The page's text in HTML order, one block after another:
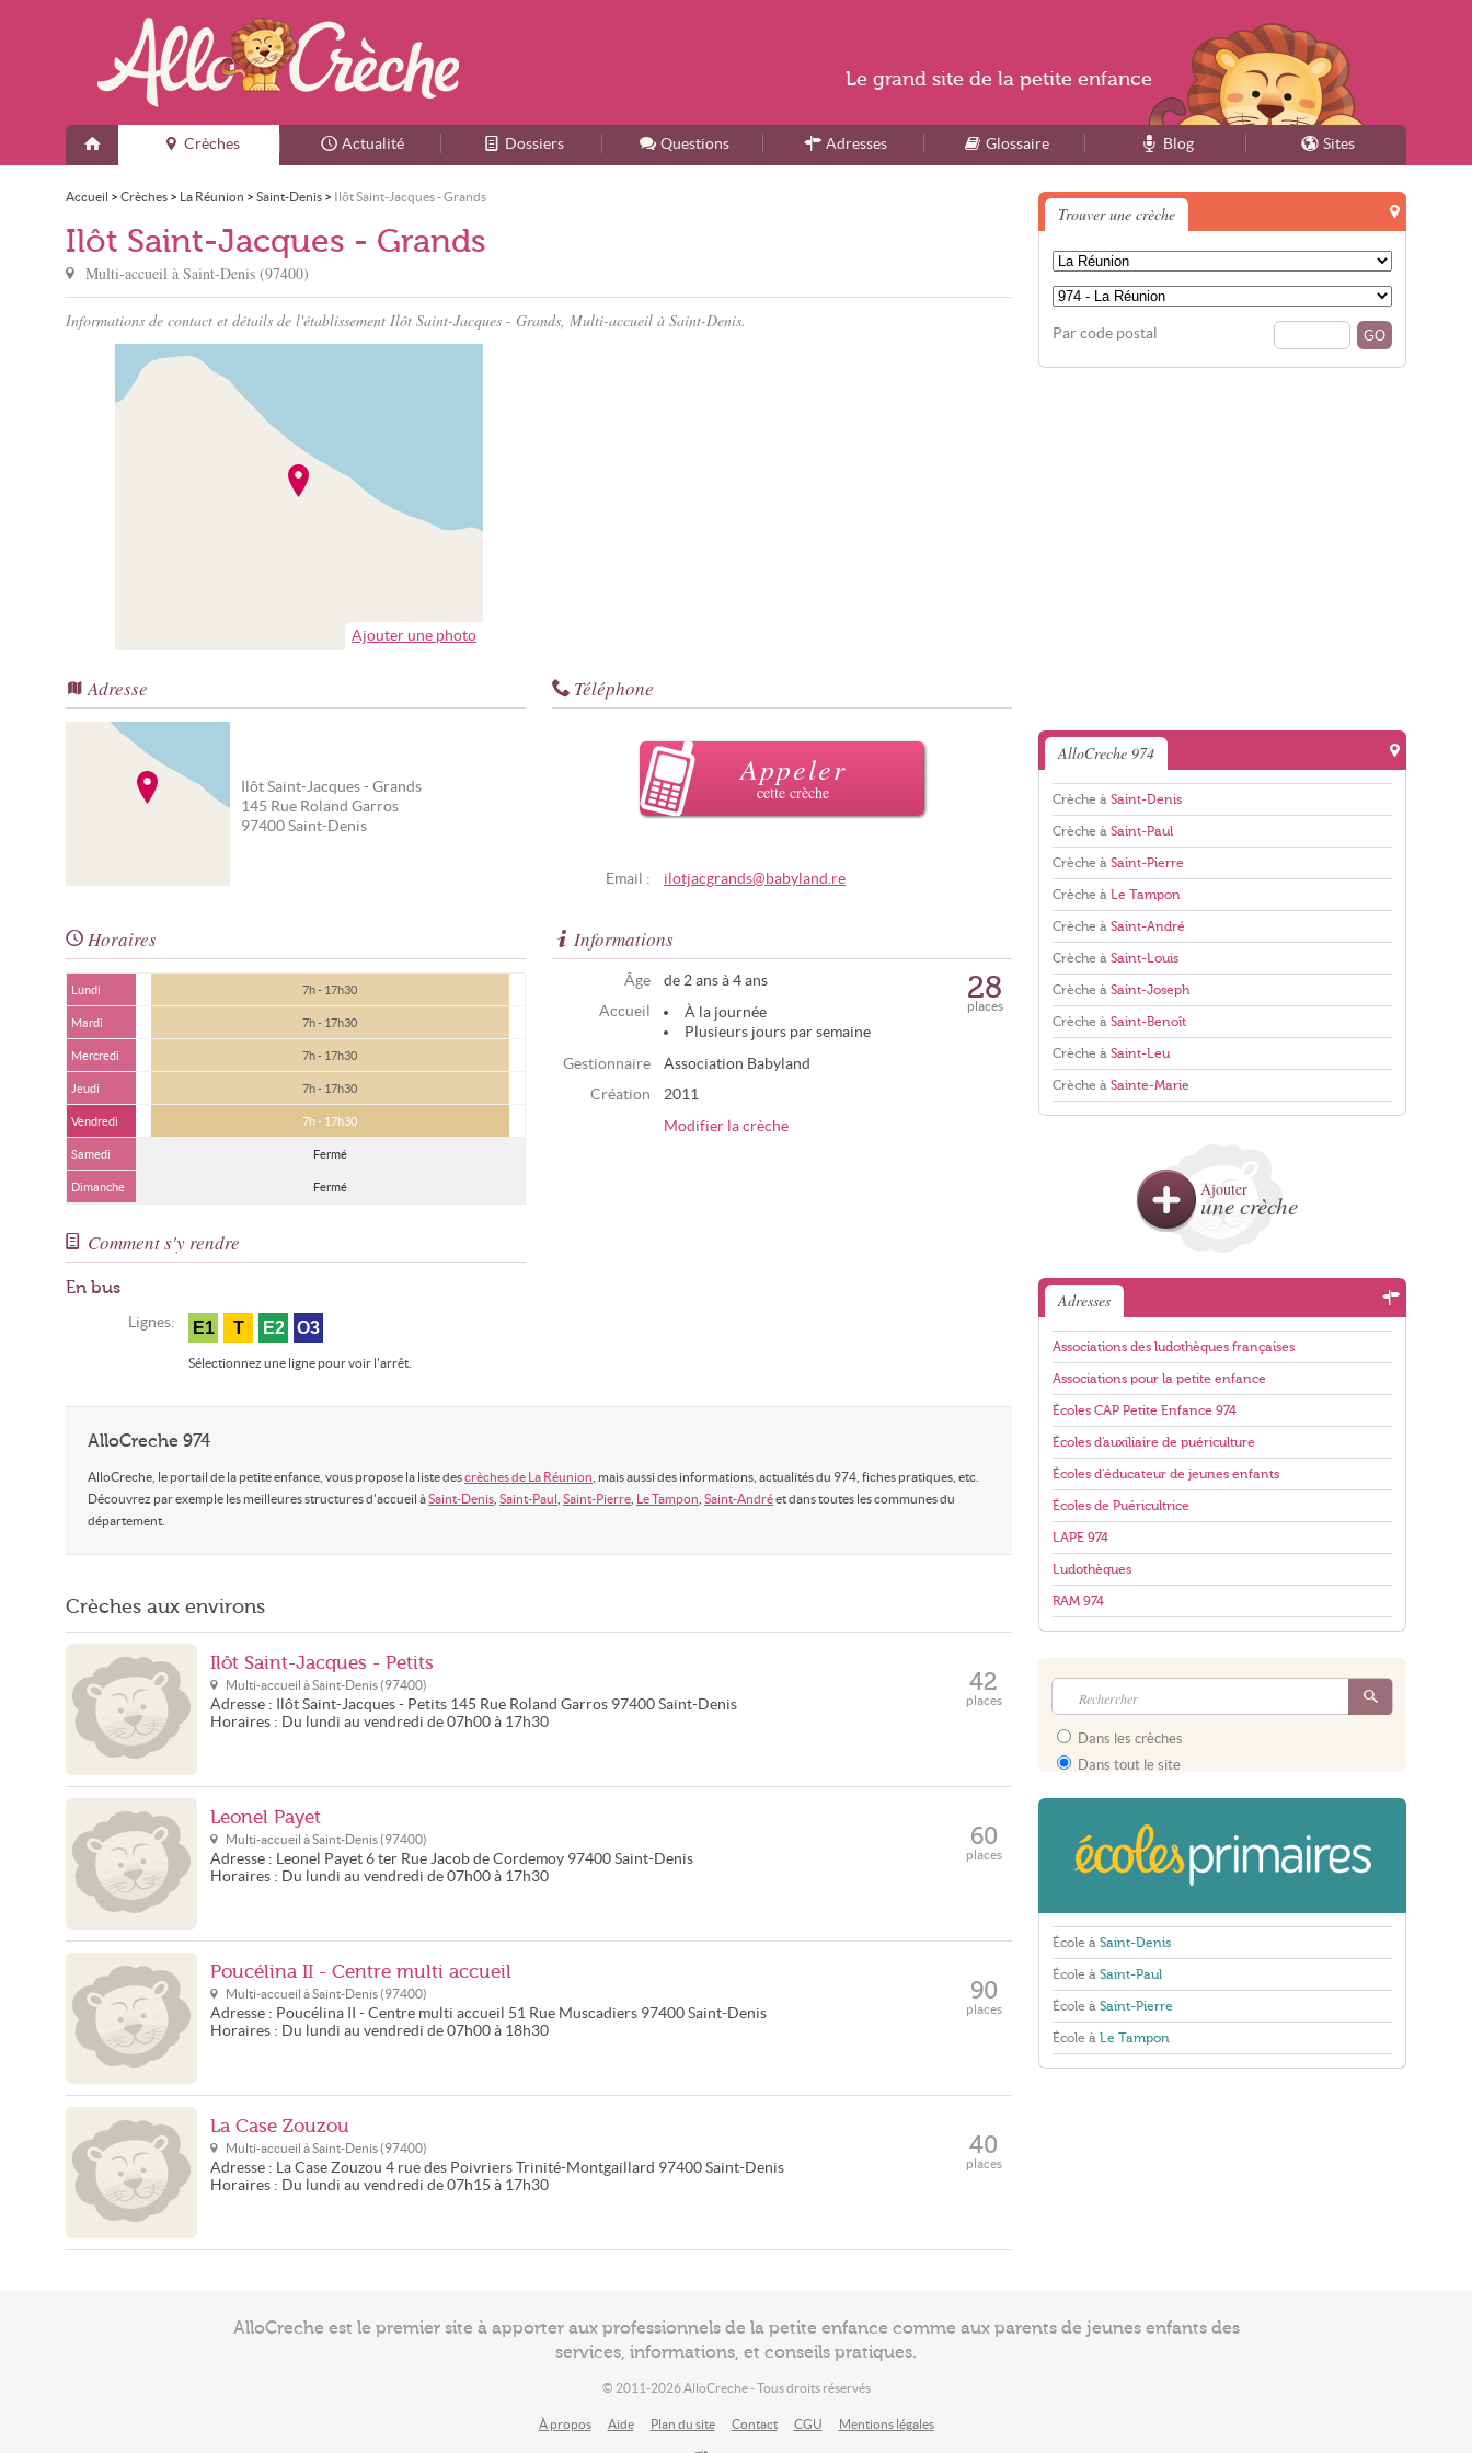
Accueil
Crèches Actualité Dossiers Questions Adresses Glossaire Blog Sites
Accueil > Crèches > La Réunion > Saint-Denis > Ilôt Saint-Jacques - Grands
Ilôt Saint-Jacques - Grands
Multi-accueil à Saint-Denis (97400)
Informations de contact et détails de l'établissement Ilôt Saint-Jacques - Grands, Multi-accueil à Saint-Denis.
Ajouter une photo
Adresse
Ilôt Saint-Jacques - Grands
145 Rue Roland Garros
97400 Saint-Denis
Téléphone
Appeler
cette crèche
Email : ilotjacgrands@babyland.re
Horaires
Lundi 7h - 17h30
Mardi 7h - 17h30
Mercredi 7h - 17h30
Jeudi 7h - 17h30
Vendredi 7h - 17h30
Samedi Fermé
Dimanche Fermé
Informations
Âge
de 2 ans à 4 ans
Accueil
À la journée
Plusieurs jours par semaine
Gestionnaire
Association Babyland
Création
2011
places
28
Modifier la crèche
Comment s'y rendre
En bus
Lignes: E1 T E2 O3
Sélectionnez une ligne pour voir l'arrêt.
AlloCreche 974
AlloCreche, le portail de la petite enfance, vous propose la liste descrèches de La Réunion , mais aussi des informations, actualités du 974, fiches pratiques, etc.
Découvrez par exemple les meilleures structures d'accueil àSaint-Denis Saint-Paul Saint-Pierre Le Tampon Saint-Andréet dans toutes les communes du
département.
Crèches aux environs
Ilôt Saint-Jacques - Petits
Multi-accueil àSaint-Denis (97400)
Adresse : Ilôt Saint-Jacques - Petits 145 Rue Roland Garros 97400 Saint-Denis
Horaires : Du lundi au vendredi de 07h00 à 17h30
42
places
Leonel Payet
Multi-accueil àSaint-Denis (97400)
Adresse : Leonel Payet 6 ter Rue Jacob de Cordemoy 97400 Saint-Denis
Horaires : Du lundi au vendredi de 07h00 à 17h30
60
places
Poucélina II - Centre multi accueil
Multi-accueil àSaint-Denis (97400)
Adresse : Poucélina II - Centre multi accueil 51 Rue Muscadiers 97400 Saint-Denis
Horaires : Du lundi au vendredi de 07h00 à 18h30
90
places
La Case Zouzou
Multi-accueil àSaint-Denis (97400)
Adresse : La Case Zouzou 4 rue des Poivriers Trinité-Montgaillard 97400 Saint-Denis
Horaires : Du lundi au vendredi de 07h15 à 17h30
40
places
Trouver une crèche
Par code postal
AlloCreche 974
Crèche à Saint-Denis
Crèche à Saint-Paul
Crèche à Saint-Pierre
Crèche à Le Tampon
Crèche à Saint-André
Crèche à Saint-Louis
Crèche à Saint-Joseph
Crèche à Saint-Benoît
Crèche à Saint-Leu
Crèche à Sainte-Marie
Ajouter
une crèche
Adresses
Associations des ludothèques françaises
Associations pour la petite enfance
Écoles CAP Petite Enfance 974
Écoles d'auxiliaire de puériculture
Écoles d'éducateur de jeunes enfants
Écoles de Puéricultrice
LAPE 974
Ludothèques
RAM 974
Dans les crèches
Dans tout le site
École à Saint-Denis
École à Saint-Paul
École à Saint-Pierre
École à Le Tampon
Le grand site de la petite enfance
AlloCreche est le premier site à apporter aux professionnels de la petite enfance comme aux parents de jeunes enfants des
services, informations, et conseils pratiques.
© 2011-2026 AlloCreche - Tous droits réservés
À propos Aide Plan du site Contact CGU Mentions légales